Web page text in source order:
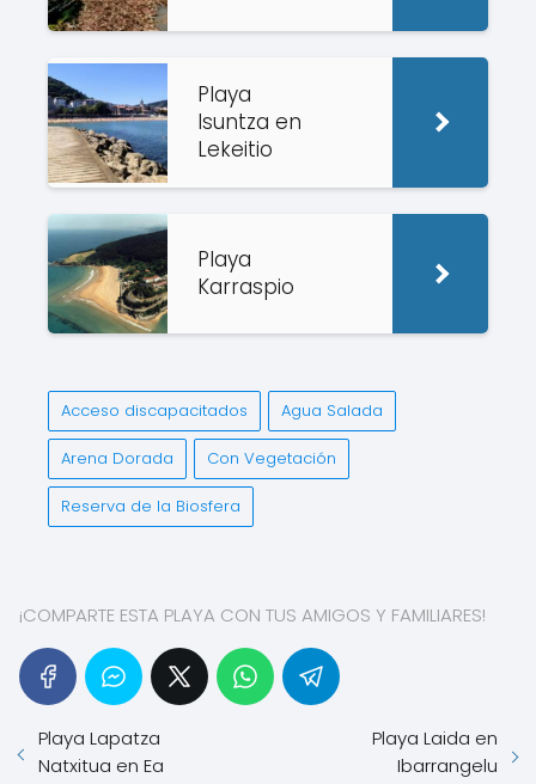
Playa
Isuntza en
Lekeitio
Playa
Karraspio
Acceso discapacitados Agua Salada
Arena Dorada Con Vegetación
Reserva de la Biosfera
¡COMPARTE ESTA PLAYA CON TUS AMIGOS Y FAMILIARES!
Playa Lapatza
Natxitua en Ea
Playa Laida en
Ibarrangelu